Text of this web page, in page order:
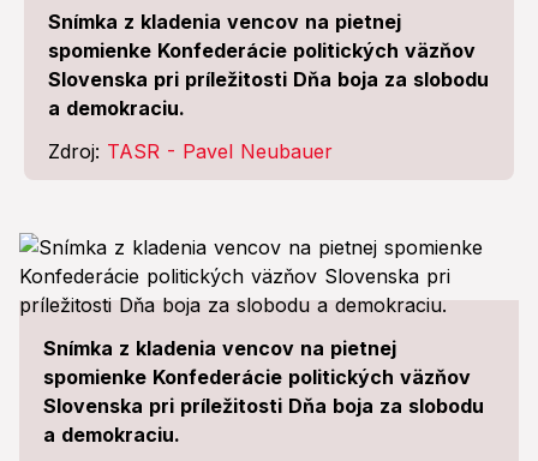
Snímka z kladenia vencov na pietnej
spomienke Konfederácie politických väzňov
Slovenska pri príležitosti Dňa boja za slobodu
a demokraciu.
Zdroj: TASR - Pavel Neubauer
Snímka z kladenia vencov na pietnej
spomienke Konfederácie politických väzňov
Slovenska pri príležitosti Dňa boja za slobodu
a demokraciu.